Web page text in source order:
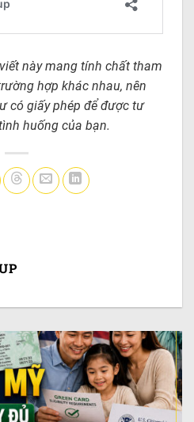
này mang tính chất tham
hợp khác nhau, nên
có giấy phép để được tư
huống của bạn.